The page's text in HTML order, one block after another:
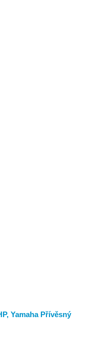
Yamaha Přívěsný